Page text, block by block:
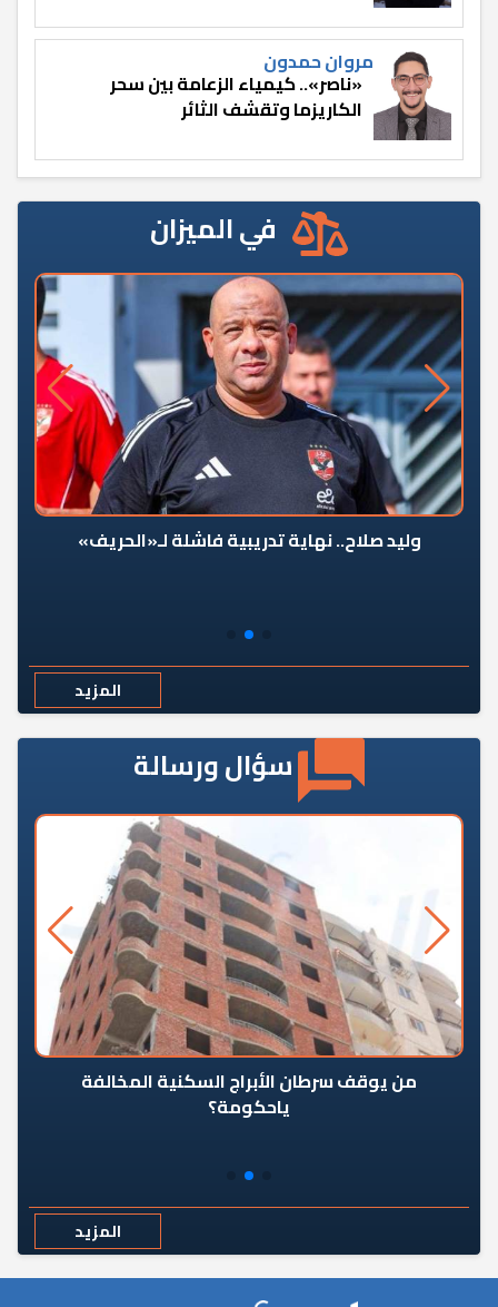
مروان حمدون
«ناصر».. كيمياء الزعامة بين سحر
الكاريزما وتقشف الثائر
في الميزان
وليد صلاح.. نهاية تدريبية فاشلة لـ«الحريف»
المزيد
سؤال ورسالة
من يوقف سرطان الأبراج السكنية المخالفة
ياحكومة؟
المزيد